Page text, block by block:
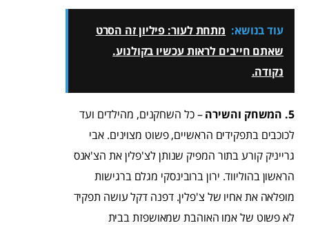
עוד בנושא: מתחת לעור: פיליון זה הסרט
שאתם חייבים לראות עכשיו בקולנוע.
נקודה.
5. המשחק והשירה
– כל השחקנים, מהילדים ועד
לכוכבים בתפקידים הראשיים, פשוט מצוינים. אבי
גרייניק קורע בתור המפיק שנותן לצ'פלין את הצ'אנס
הראשון בהוליווד. ירון ברובינסקי מגלם ברגישות
מופלאה את אחיו של צ'פלין. דפנה דקל עושה תפקיד
לא פשוט של אמו האוהבת שמאושפזת בבית